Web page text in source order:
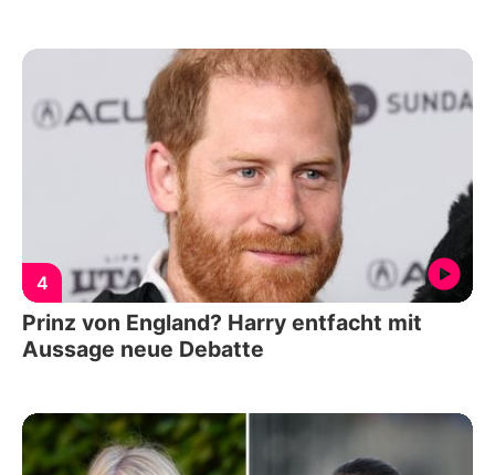
4
Prinz von England? Harry entfacht mit
Aussage neue Debatte